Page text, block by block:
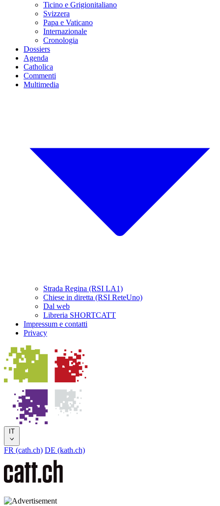
Ticino e Grigionitaliano
Svizzera
Papa e Vaticano
Internazionale
Cronologia
Dossiers
Agenda
Catholica
Commenti
Multimedia
Strada Regina (RSI LA1)
Chiese in diretta (RSI ReteUno)
Dal web
Libreria SHORTCATT
Impressum e contatti
Privacy
IT
FR (cath.ch) DE (kath.ch)